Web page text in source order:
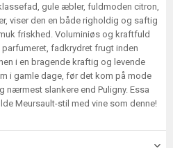
gule æbler, fuldmoden citron,
viser den en både righoldig og saftig
friskhed. Voluminiøs og kraftfuld
fadkrydret frugt inden
i en bragende kraftig og levende
i gamle dage, før det kom på mode
nærmest slankere end Puligny. Essa
Meursault-stil med vine som denne!